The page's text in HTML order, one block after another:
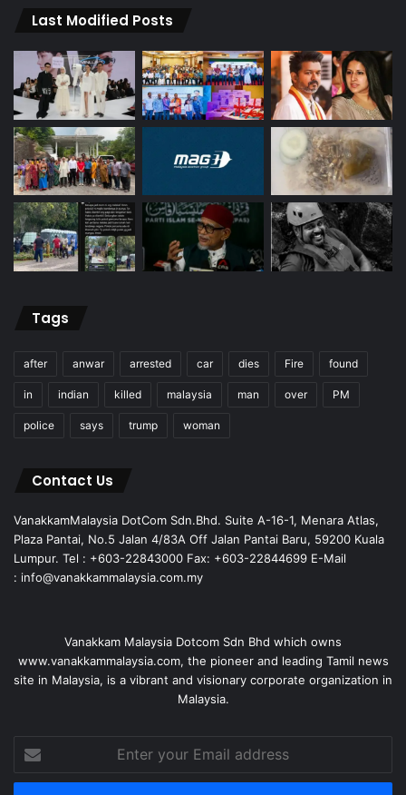
Last Modified Posts
Tags
after anwar arrested car dies Fire found
in indian killed malaysia man over PM
police says trump woman
Contact Us
VanakkamMalaysia DotCom Sdn.Bhd. Suite A-16-1, Menara Atlas,
Plaza Pantai, No.5 Jalan 4/83A Off Jalan Pantai Baru, 59200 Kuala
Lumpur. Tel : +603-22843000 Fax: +603-22844699 E-Mail
: info@vanakkammalaysia.com.my
Vanakkam Malaysia Dotcom Sdn Bhd which owns
www.vanakkammalaysia.com, the pioneer and leading Tamil news
site in Malaysia, is a vibrant and visionary corporate organization in
Malaysia.
your
Email